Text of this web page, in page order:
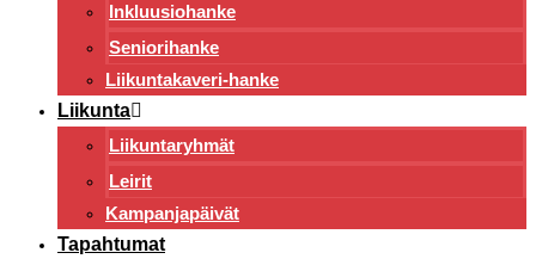
Inkluusiohanke
Seniorihanke
Liikuntakaveri-hanke
Liikunta
Liikuntaryhmät
Leirit
Kampanjapäivät
Tapahtumat